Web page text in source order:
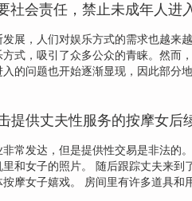
展，人们对娱乐方式的需求也越来
式，吸引了众多公众的青睐。然而
的问题也开始逐渐显现，因此部分
常发达，但是提供性交易是非法的
里和女子的照片。 随后跟踪丈夫来到
摩女子嬉戏。 房间里有许多道具和